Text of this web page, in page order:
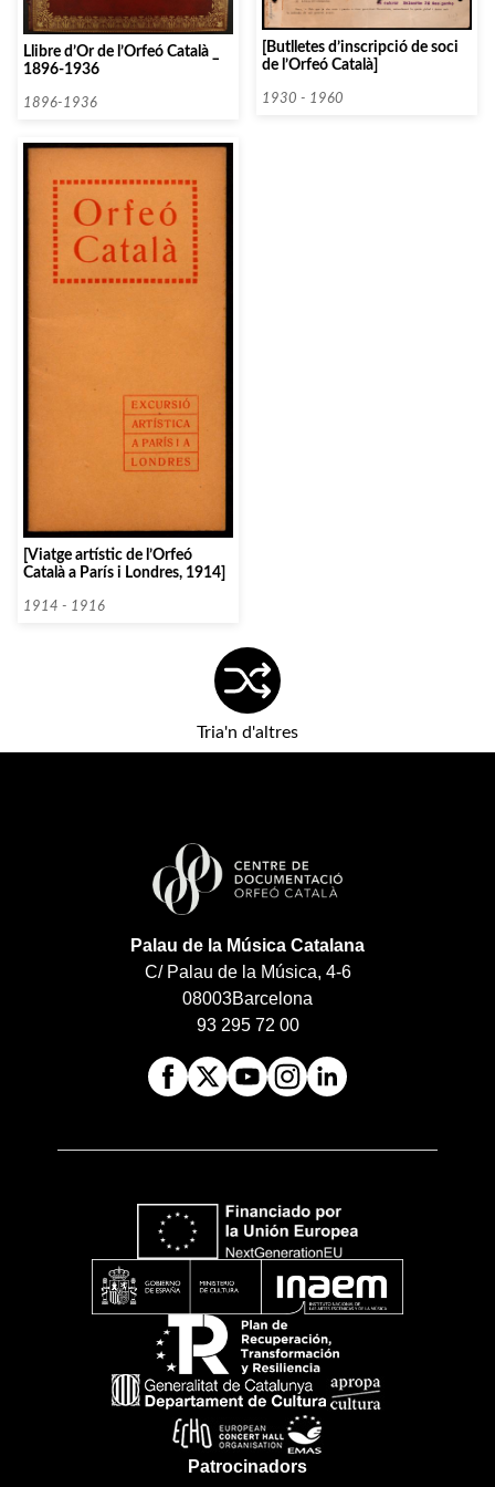
Llibre d’Or de l’Orfeó Català _
1896-1936
1896-1936
[Butlletes d’inscripció de soci
de l’Orfeó Català]
1930 - 1960
[Viatge artístic de l’Orfeó
Català a París i Londres, 1914]
1914 - 1916
Tria'n d'altres
Palau de la Música Catalana
C/ Palau de la Música, 4-6
08003Barcelona
93 295 72 00
Patrocinadors